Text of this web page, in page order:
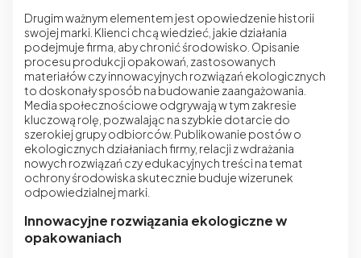
Drugim ważnym elementem jest opowiedzenie historii
swojej marki. Klienci chcą wiedzieć, jakie działania
podejmuje firma, aby chronić środowisko. Opisanie
procesu produkcji opakowań, zastosowanych
materiałów czy innowacyjnych rozwiązań ekologicznych
to doskonały sposób na budowanie zaangażowania.
Media społecznościowe odgrywają w tym zakresie
kluczową rolę, pozwalając na szybkie dotarcie do
szerokiej grupy odbiorców. Publikowanie postów o
ekologicznych działaniach firmy, relacji z wdrażania
nowych rozwiązań czy edukacyjnych treści na temat
ochrony środowiska skutecznie buduje wizerunek
odpowiedzialnej marki.
Innowacyjne rozwiązania ekologiczne w
opakowaniach